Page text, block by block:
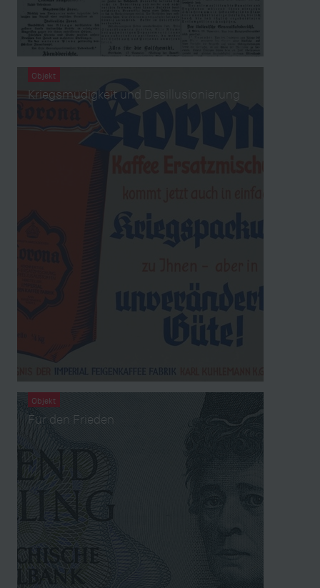
Objekt
Kriegsmüdigkeit und Desillusionierung
Objekt
Für den Frieden